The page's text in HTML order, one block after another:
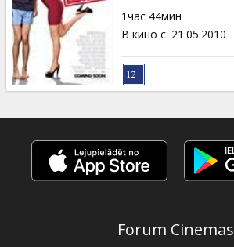
1час 44мин
В кино с: 21.05.2010
Forum Cinemas